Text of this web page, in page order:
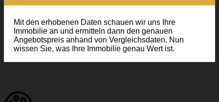
Mit den erhobenen Daten schauen wir uns Ihre
Immobilie an und ermitteln dann den genauen
Angebotspreis anhand von Vergleichsdaten. Nun
wissen Sie, was Ihre Immobilie genau Wert ist.